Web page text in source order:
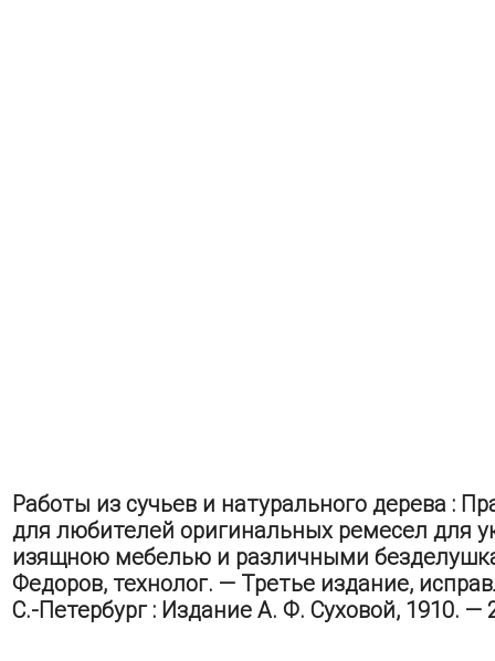
Работы из сучьев и натурального дерева :
для любителей оригинальных ремесел для
изящною мебелью и различными
Федоров, технолог. — Третье издание,
С.-Петербург : Издание А. Ф. Суховой, 1910. —